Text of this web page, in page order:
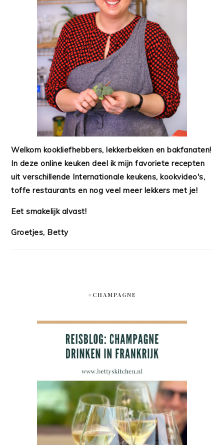
Welkom kookliefhebbers, lekkerbekken en bakfanaten!
In deze online keuken deel ik mijn favoriete recepten
uit verschillende Internationale keukens, kookvideo's,
toffe restaurants en nog veel meer lekkers met je!
Eet smakelijk alvast!
Groetjes, Betty
#CHAMPAGNE